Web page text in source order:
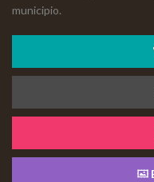
municipio.